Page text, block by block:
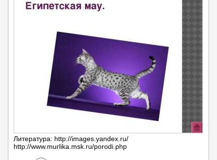
Литература: http://images.yandex.ru/
http://www.murlika.msk.ru/porodi.php